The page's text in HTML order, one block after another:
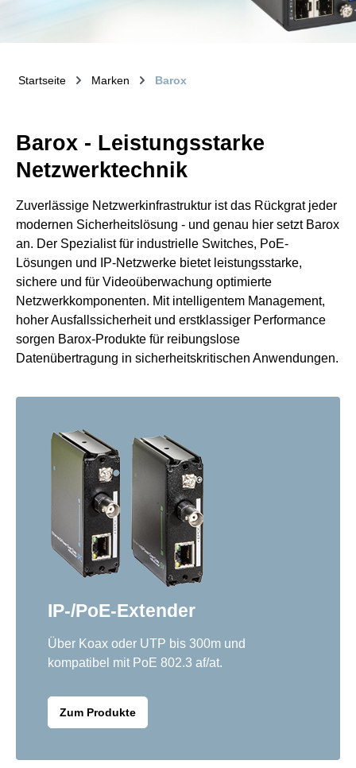
Startseite Marken Barox
Barox - Leistungsstarke
Netzwerktechnik
Zuverlässige Netzwerkinfrastruktur ist das Rückgrat jeder
modernen Sicherheitslösung - und genau hier setzt Barox
an. Der Spezialist für industrielle Switches, PoE-
Lösungen und IP-Netzwerke bietet leistungsstarke,
sichere und für Videoüberwachung optimierte
Netzwerkkomponenten. Mit intelligentem Management,
hoher Ausfallssicherheit und erstklassiger Performance
sorgen Barox-Produkte für reibungslose
Datenübertragung in sicherheitskritischen Anwendungen.
IP-/PoE-Extender
Über Koax oder UTP bis 300m und
kompatibel mit PoE 802.3 af/at.
Zum Produkte